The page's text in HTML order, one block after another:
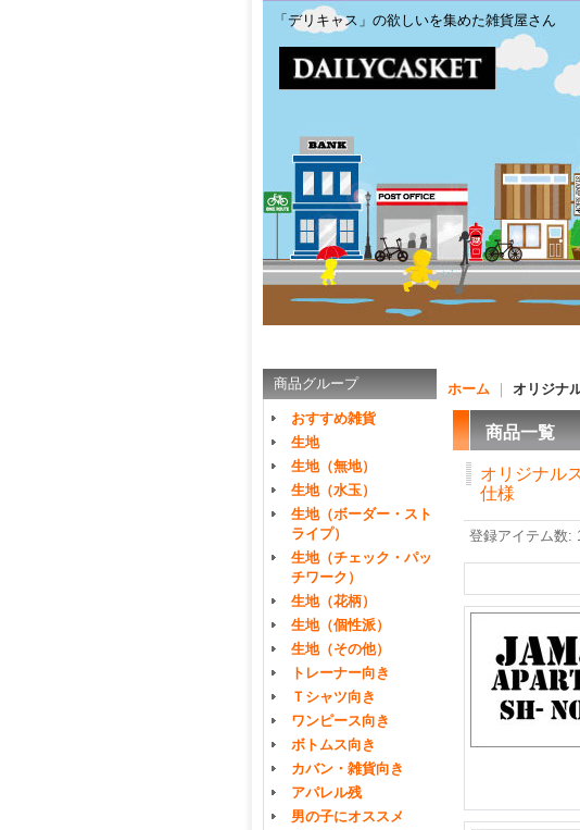
「デリキャス」の欲しいを集めた雑貨屋さん
商品グループ
おすすめ雑貨
生地
生地（無地）
生地（水玉）
生地（ボーダー・スト
ライプ）
生地（チェック・パッ
チワーク）
生地（花柄）
生地（個性派）
生地（その他）
トレーナー向き
Ｔシャツ向き
ワンピース向き
ボトムス向き
カバン・雑貨向き
アパレル残
男の子にオススメ
ホーム オリジナ
商品一覧
オリジナル
仕様
登録アイテム数: